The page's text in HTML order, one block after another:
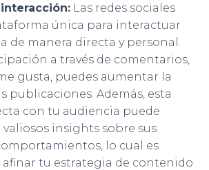
Las redes sociales
única para interactuar
de manera directa y personal.
a través de comentarios,
gusta, puedes aumentar la
publicaciones. Además, esta
con tu audiencia puede
insights sobre sus
lo cual es
tu estrategia de contenido